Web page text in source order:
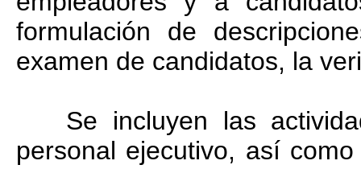
formulación de
examen de candidatos, la
Se incluyen las
personal ejecutivo, así